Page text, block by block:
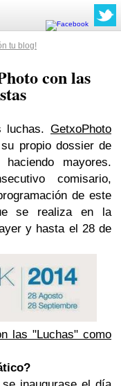
tu blog!
con las
luchas. GetxoPhoto
propio dossier de
mayores.
comisario,
de este
se realiza en la
y hasta el 28 de
las "Luchas" como